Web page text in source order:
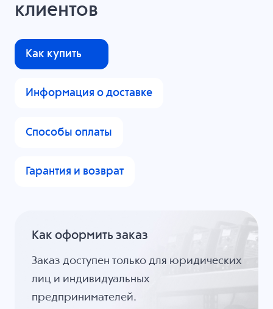
клиентов
Как купить
Информация о доставке
Способы оплаты
Гарантия и возврат
Как оформить заказ
Заказ доступен только для юридических
лиц и индивидуальных
предпринимателей.